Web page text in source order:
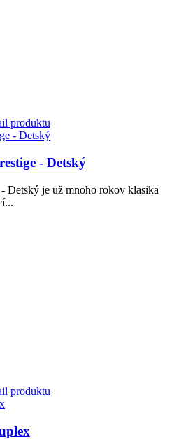
produktu
- Detský
Detský je už mnoho rokov klasika
produktu